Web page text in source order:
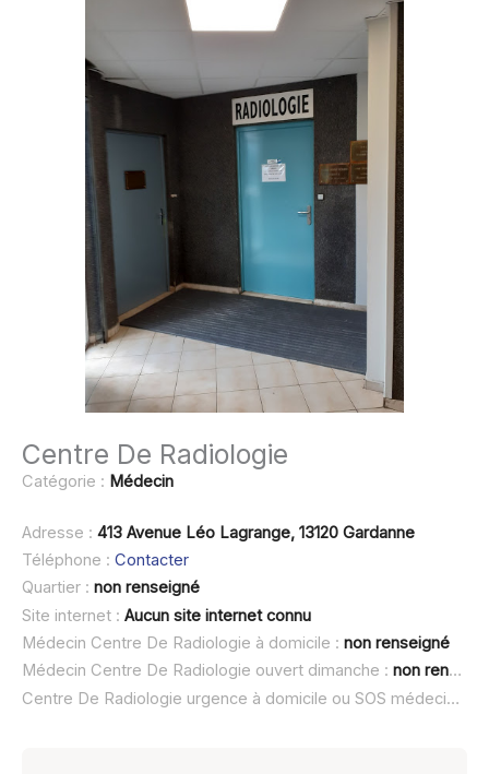
Centre De Radiologie
Catégorie : Médecin
Adresse : 413 Avenue Léo Lagrange, 13120 Gardanne
Téléphone : Contacter
Quartier : non renseigné
Site internet : Aucun site internet connu
Médecin Centre De Radiologie à domicile : non renseigné
Médecin Centre De Radiologie ouvert dimanche : non renseigné
Centre De Radiologie urgence à domicile ou SOS médecin :